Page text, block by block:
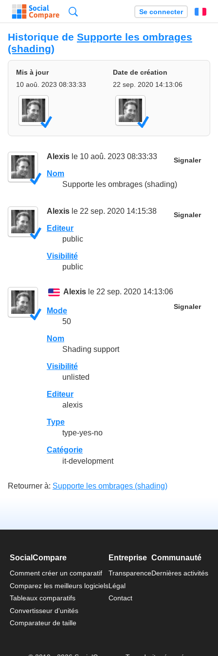
Se connecter
Historique de Supporte les ombrages
(shading)
Mis à jour
10 aoû. 2023 08:33:33
Date de création
22 sep. 2020 14:13:06
Alexis le 10 aoû. 2023 08:33:33 Signaler
Nom
Supporte les ombrages (shading)
Alexis le 22 sep. 2020 14:15:38 Signaler
Editeur
public
Visibilité
public
Alexis le 22 sep. 2020 14:13:06
Signaler
Mode
50
Nom
Shading support
Visibilité
unlisted
Editeur
alexis
Type
type-yes-no
Catégorie
it-development
Retourner à: Supporte les ombrages (shading)
SocialCompare
Comment créer un comparatif
Comparez les meilleurs logiciels
Tableaux comparatifs
Convertisseur d'unités
Comparateur de taille
Entreprise
Transparence
Légal
Contact
Communauté
Dernières activités